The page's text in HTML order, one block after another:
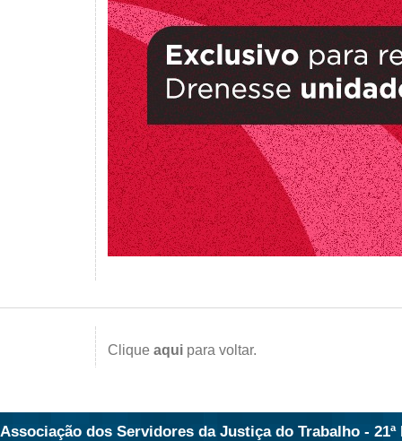
Clique aqui para voltar.
Associação dos Servidores da Justiça do Trabalho - 21ª